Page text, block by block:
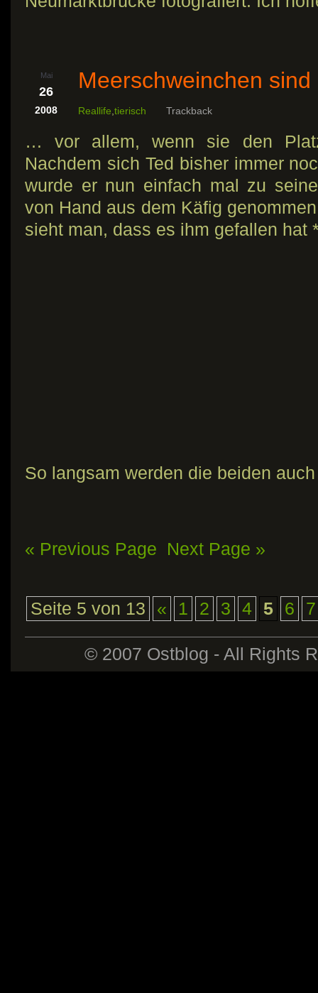
Mai
26
2008
Meerschweinchen
Reallife tierisch Trackback
… vor allem, wenn sie den
Nachdem sich Ted bisher immer
wurde er nun einfach mal zu
von Hand aus dem Käfig
sieht man, dass es ihm gefallen hat
So langsam werden die beiden
« Previous Page Next Page »
Seite 5 von 13 « 1 2 3 4 5 6 7
© 2007 Ostblog - All Rights